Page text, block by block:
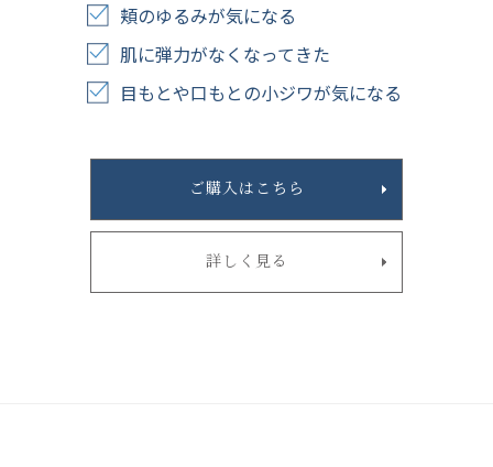
頬のゆるみが気になる
肌に弾力がなくなってきた
目もとや口もとの小ジワが気になる
ご購入はこちら
詳しく見る